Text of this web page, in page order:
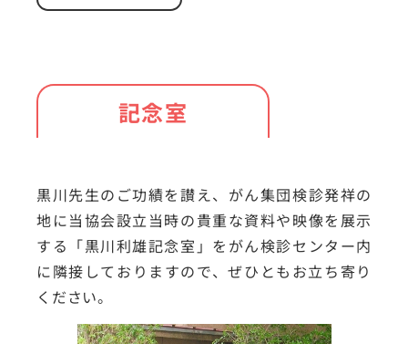
記念室
黒川先生のご功績を讃え、がん集団検診発祥の
地に当協会設立当時の貴重な資料や映像を展示
する「黒川利雄記念室」をがん検診センター内
に隣接しておりますので、ぜひともお立ち寄り
ください。